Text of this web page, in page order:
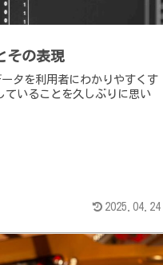
その表現
タを利用者にわかりやすくす
ていることを久しぶりに思い
2025.04.24